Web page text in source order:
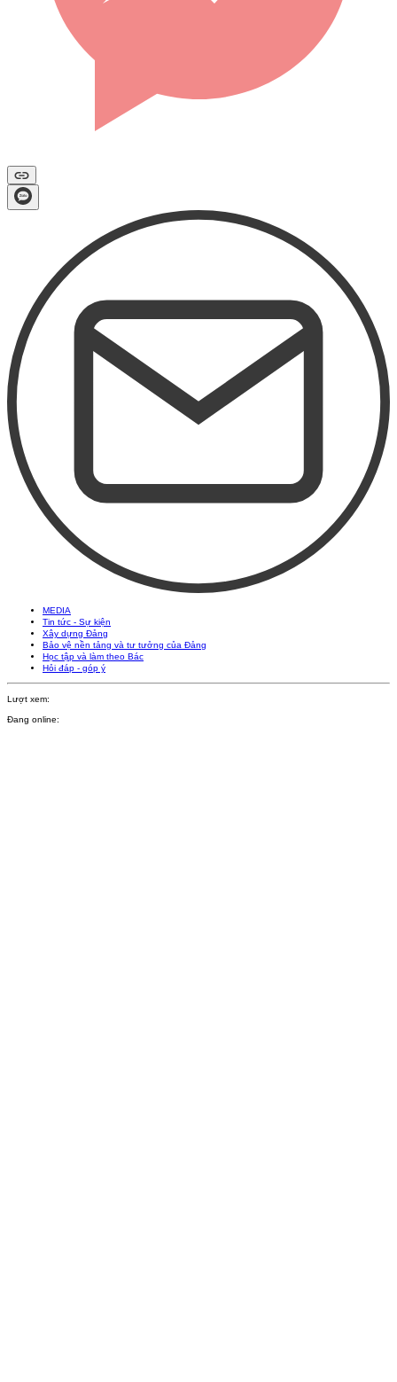
MEDIA
Tin tức - Sự kiện
Xây dựng Đảng
Bảo vệ nền tảng và tư tưởng của Đảng
Học tập và làm theo Bác
Hỏi đáp - góp ý
Lượt xem:
Đang online: